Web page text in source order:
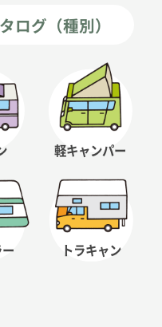
ログ（種別）
軽キャンパー
トラキャン